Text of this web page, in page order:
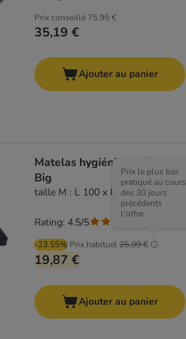
Prix conseillé 75,95 €
35,19 €
Ajouter au panier
Matelas hygiénique Mister
Big
taille M : L 100 x l 70 x H 4 cm
-23.55% Prix habituel25,99 €
Prix le plus bas
pratiqué au cours
des 30 jours
précédents
l'offre.
19,87 €
Rating: 4.5/5
Ajouter au panier